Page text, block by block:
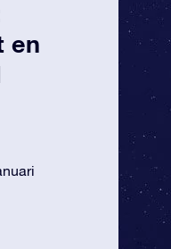
en